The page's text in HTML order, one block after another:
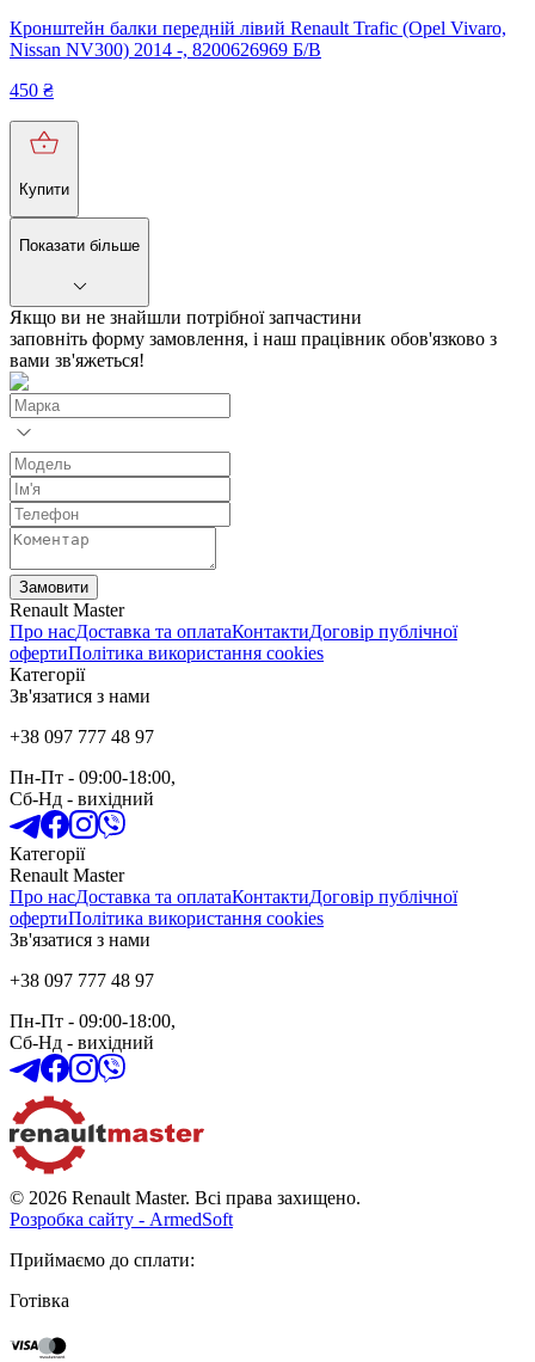
Кронштейн балки передній лівий Renault Trafic (Opel Vivaro,
Nissan NV300) 2014 -, 8200626969 Б/В
450 ₴
Купити
Показати більше
Якщо ви не знайшли потрібної запчастини
заповніть форму замовлення, і наш працівник обов'язково з
вами зв'яжеться!
Замовити
Renault Master
Про насДоставка та оплатаКонтактиДоговір публічної
офертиПолітика використання cookies
Категорії
Зв'язатися з нами
+38 097 777 48 97
Пн-Пт - 09:00-18:00,
Сб-Нд - вихідний
Категорії
Renault Master
Про насДоставка та оплатаКонтактиДоговір публічної
офертиПолітика використання cookies
Зв'язатися з нами
+38 097 777 48 97
Пн-Пт - 09:00-18:00,
Сб-Нд - вихідний
© 2026 Renault Master. Всі права захищено.
Розробка сайту - ArmedSoft
Приймаємо до сплати:
Готівка